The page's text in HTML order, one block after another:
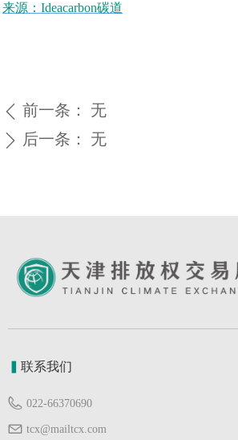
来源：Ideacarbon碳道
ꄴ 前一条： 无
ꄲ 后一条： 无
联系我们
022-66370690
tcx@mailtcx.com